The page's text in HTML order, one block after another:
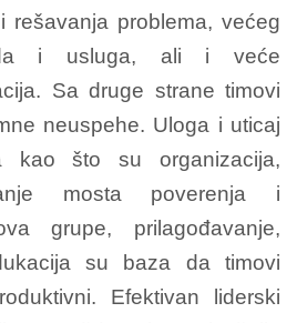
rešavanja problema, većeg
i usluga, ali i veće
Sa druge strane timovi
neuspehe. Uloga i uticaj
kao što su organizacija,
mosta poverenja i
grupe, prilagođavanje,
su baza da timovi
Efektivan liderski